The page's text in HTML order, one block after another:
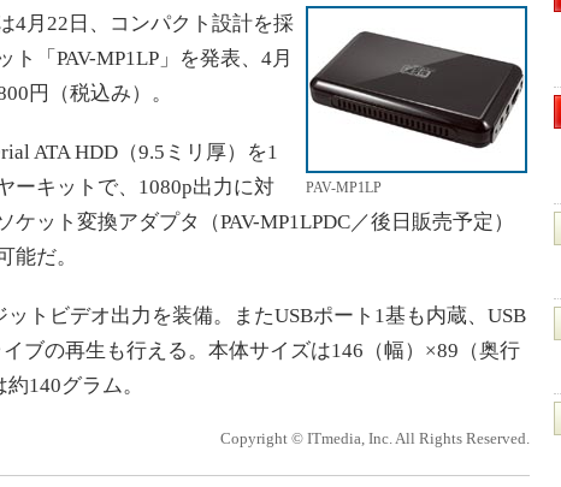
PAV-MP1LP
月22日、コンパクト設計を採
「PAV-MP1LP」を発表、4月
円（税込み）。
ATA HDD（9.5ミリ厚）を1
ーキットで、1080p出力に対
ット変換アダプタ（PAV-MP1LPDC／後日販売予定）
能だ。
トビデオ出力を装備。またUSBポート1基も内蔵、USB
ブの再生も行える。本体サイズは146（幅）×89（奥行
140グラム。
Copyright © ITmedia, Inc. All Rights Reserved.